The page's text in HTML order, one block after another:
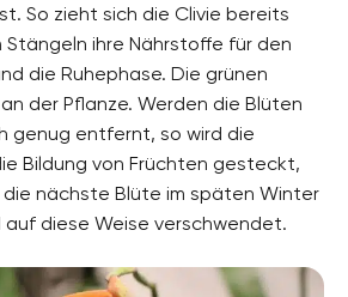
So zieht sich die Clivie bereits
ihre Nährstoffe für den
die Ruhephase. Die grünen
der Pflanze. Werden die Blüten
genug entfernt, so wird die
Bildung von Früchten gesteckt,
die nächste Blüte im späten Winter
diese Weise verschwendet.